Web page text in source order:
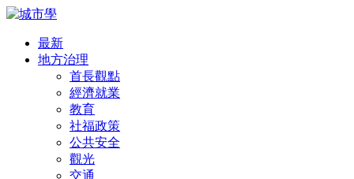
最新
地方治理
首長觀點
經濟就業
教育
社福政策
公共安全
觀光
交通